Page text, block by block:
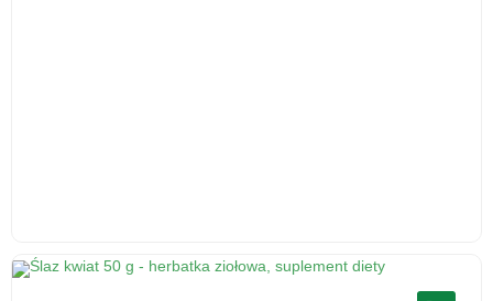
Korzeń lubczyka, 50 g - środek spożywczy